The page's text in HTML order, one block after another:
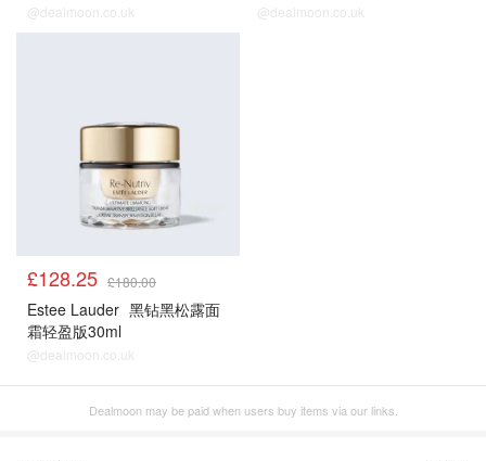
@dealmoon.co.uk @dealmoon.co.uk
£128.25 £180.00
Estee Lauder 黑钻黑松露面
霜轻盈版30ml
@dealmoon.co.uk
Dealmoon may be paid when users buy items via our links.